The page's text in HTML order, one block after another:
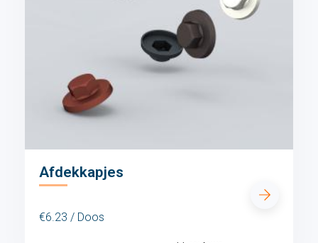
Afdekkapjes
€6.23 / Doos